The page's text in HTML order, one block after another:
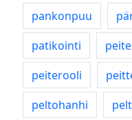
pankonpuu
patikointi
peiterooli
peltohanhi